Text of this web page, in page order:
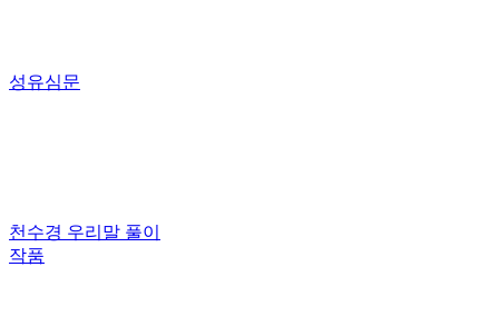
성유심문
천수경 우리말 풀이
작품